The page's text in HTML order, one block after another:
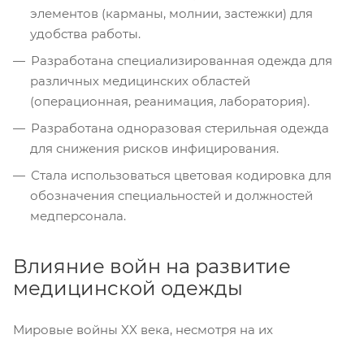
элементов (карманы, молнии, застежки) для
удобства работы.
Разработана специализированная одежда для
различных медицинских областей
(операционная, реанимация, лаборатория).
Разработана одноразовая стерильная одежда
для снижения рисков инфицирования.
Стала использоваться цветовая кодировка для
обозначения специальностей и должностей
медперсонала.
Влияние войн на развитие
медицинской одежды
Мировые войны XX века, несмотря на их